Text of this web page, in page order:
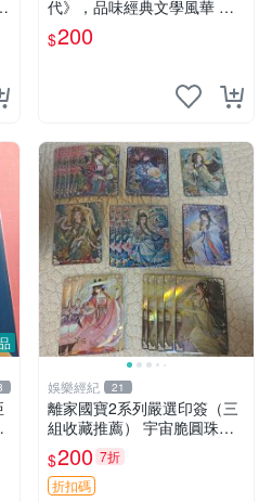
代》，品味經典文學風華 推
薦 文學迷 收藏
$200
娛樂經紀 21
離家國寶2系列嚴選印簽（三
組收藏推薦） 宇宙脆圓珠筆
超值套裝 印簽收藏
$200 7折
折扣碼